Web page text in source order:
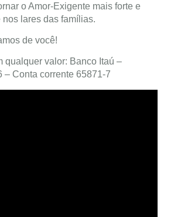
o Amor-Exigente mais forte e
nos lares das famílias.
de você!
qualquer valor: Banco Itaú –
– Conta corrente 65871-7